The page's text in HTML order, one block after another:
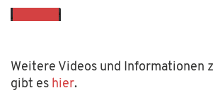
YouTube.
Mehr
Video
Weitere Videos und Informationen
gibt es hier.